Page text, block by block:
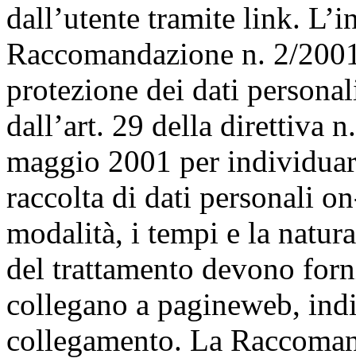
dall’utente tramite link.
Raccomandazione n. 2/
protezione dei dati
dall’art. 29 della direttiva
maggio 2001 per
raccolta di dati personali
modalità, i tempi e la
del trattamento devono
collegano a pagineweb,
collegamento. La